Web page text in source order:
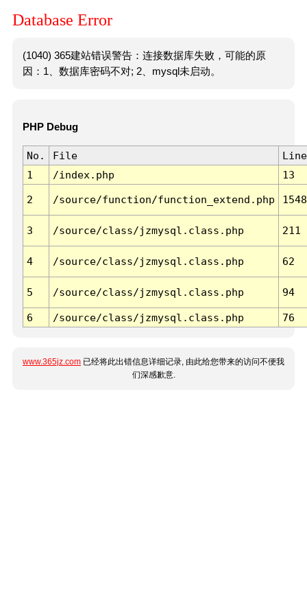
Database Error
(1040) 365建站错误警告：连接数据库失败，可能的原
因：1、数据库密码不对; 2、mysql未启动。
PHP Debug
No. File
Line
1
/index.php 13
2 /source/function/function_extend.php 1548
3 /source/class/jzmysql.class.php 211
4 /source/class/jzmysql.class.php 62
5 /source/class/jzmysql.class.php 94
6 /source/class/jzmysql.class.php 76
www.365jz.com 已经将此出错信息详细记录, 由此给您带来的访问不便我
们深感歉意.